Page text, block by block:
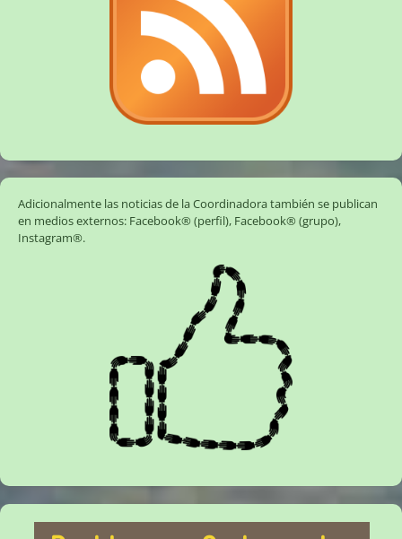
Adicionalmente las noticias de la Coordinadora también se publican
en medios externos: Facebook® (perfil), Facebook® (grupo),
Instagram®.